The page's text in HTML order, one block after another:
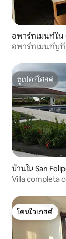
อพาร์ทเมนท์ใน
อพาร์ทเมนท์บูที
ซูเปอร์โฮสต์
ซูเปอร์โฮสต์
บ้านใน San
Villa
โดนใจเกสต์
โดนใจเกสต์